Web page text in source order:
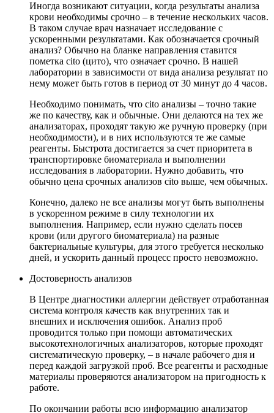
Иногда возникают ситуации, когда результаты анализа
крови необходимы срочно – в течение нескольких часов.
В таком случае врач назначает исследование с
ускоренными результатами. Как обозначается срочный
анализ? Обычно на бланке направления ставится
пометка cito (цито), что означает срочно. В нашей
лаборатории в зависимости от вида анализа результат по
нему может быть готов в период от 30 минут до 4 часов.
Необходимо понимать, что cito анализы – точно такие
же по качеству, как и обычные. Они делаются на тех же
анализаторах, проходят такую же ручную проверку (при
необходимости), и в них используются те же самые
реагенты. Быстрота достигается за счет приоритета в
транспортировке биоматериала и выполнении
исследования в лаборатории. Нужно добавить, что
обычно цена срочных анализов cito выше, чем обычных.
Конечно, далеко не все анализы могут быть выполнены
в ускоренном режиме в силу технологии их
выполнения. Например, если нужно сделать посев
крови (или другого биоматериала) на разные
бактериальные культуры, для этого требуется несколько
дней, и ускорить данный процесс просто невозможно.
Достоверность анализов
В Центре диагностики аллергии действует отработанная
система контроля качеств как внутренних так и
внешних и исключения ошибок. Анализ проб
проводится только при помощи автоматических
высокотехнологичных анализаторов, которые проходят
систематическую проверку, – в начале рабочего дня и
перед каждой загрузкой проб. Все реагенты и расходные
материалы проверяются анализатором на пригодность к
работе.
По окончании работы всю информацию анализатор